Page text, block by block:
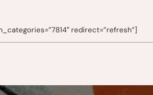
redirect=”refresh”]